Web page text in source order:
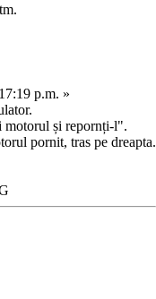
p.m. »
motorul și repornți-l".
pornit, tras pe dreapta.